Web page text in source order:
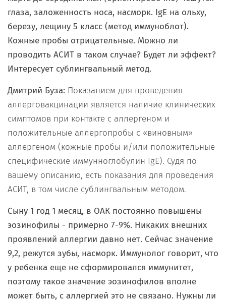
глаза, заложенность носа, насморк. IgE на ольху,
березу, лещину 5 класс (метод иммуноблот).
Кожные пробы отрицательные. Можно ли
проводить АСИТ в таком случае? Будет ли эффект?
Интересует сублингвальный метод.
Дмитрий Буза: Показанием для проведения
аллерговакцинации является наличие клинических
симптомов при контакте с аллергеном и
положительные аллергопробы с «виновным»
аллергеном (кожные пробы и/или положительные
специфические иммунноглобулин IgE). Судя по
вашему описанию, есть показания для проведения
АСИТ, в том числе сублингвальным методом.
Сыну 1 год 1 месяц, в ОАК постоянно повышены
эозинофилы - примерно 7-9%. Никаких внешних
проявлений аллергии давно нет. Сейчас значение
9,2, режутся зубы, насморк. Иммунолог говорит, что
у ребенка еще не сформировался иммунитет,
поэтому такое значение эозинофилов вполне
может быть, с аллергией это не связано. Нужны ли